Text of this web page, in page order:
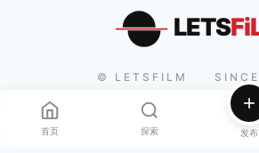
LETS
© LETSFILM
首页 探索 发布